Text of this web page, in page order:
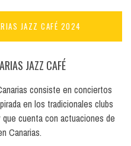
JAZZ CAFÉ 2024
JAZZ CAFÉ
consiste en conciertos
en los tradicionales clubs
cuenta con actuaciones de
Canarias.